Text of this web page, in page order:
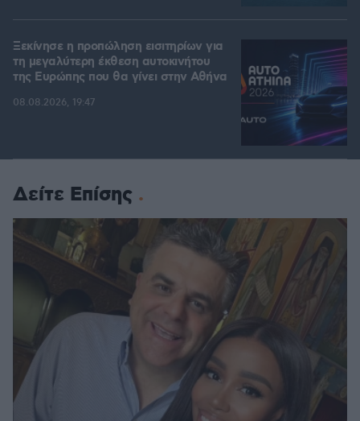
Ξεκίνησε η προπώληση εισιτηρίων για
τη μεγαλύτερη έκθεση αυτοκινήτου
της Ευρώπης που θα γίνει στην Αθήνα
08.08.2026, 19:47
Δείτε Επίσης